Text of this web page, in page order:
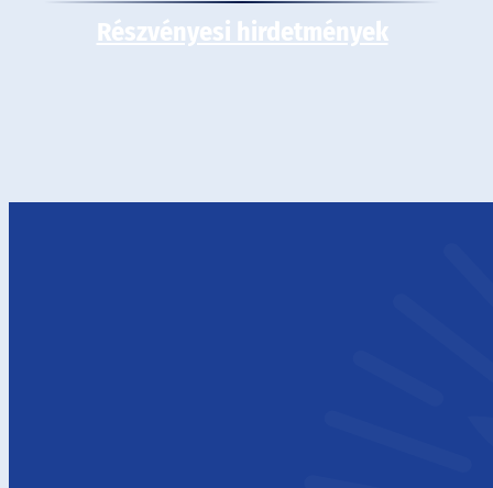
Részvényesi hirdetmények